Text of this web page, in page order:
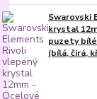
Swarovski
krystal
puzety
(bílá, čirá,